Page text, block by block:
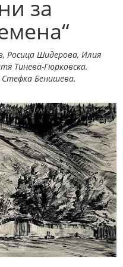
за
Росица Шидерова, Илия
Тинева-Гюрковска.
Бенишева.